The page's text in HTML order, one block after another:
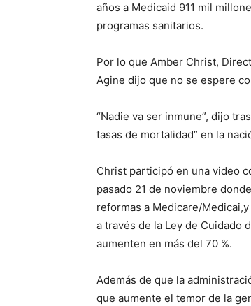
años a Medicaid 911 mil
programas sanitarios.
Por lo que Amber Christ,
Agine dijo que no se espere
“Nadie va ser inmune”, dijo
tasas de mortalidad” en la
Christ participó en una video
pasado 21 de noviembre
reformas a Medicare/
a través de la Ley de Cuidado
aumenten en más del 70 %.
Además de que la
que aumente el temor de la